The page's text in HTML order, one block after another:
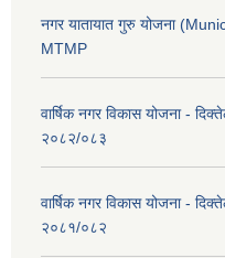
नगर यातायात गुरु योजना
MTMP
वार्षिक नगर विकास योजना -
२०८२/०८३
वार्षिक नगर विकास योजना -
२०८१/०८२